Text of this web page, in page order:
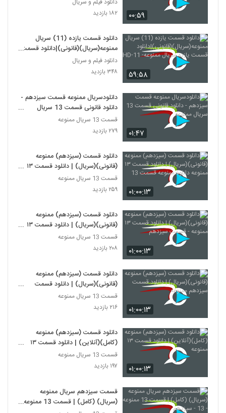
۰۰:۵۹
۱۸۲ بازدید
۵۹:۵۸
دانلود قسمت یازده (11) سریال
ممنوعه(سریال)(قانونی)|دانلود قسمت
یازده سریال ممنوعه- 11-HD
دانلود فیلم و سریال
۳۴۸ بازدید
۰۱:۴۷
دانلودسریال ممنوعه قسمت سیزدهم -
دانلود قانونی قسمت 13 سریال
ممنوعه
قسمت 13 سریال ممنوعه
۲۷۹ بازدید
۰۱:۰۰:۱۳
دانلود قسمت (سیزدهم) ممنوعه
(قانونی)(سریال) | دانلود قسمت ١٣
ممنوعه دانلود ممنوعه قسمت 13
قسمت 13 سریال ممنوعه
۲۵۹ بازدید
۰۱:۰۰:۱۳
دانلود قسمت (سیزدهم) ممنوعه
(قانونی)(سریال) | دانلود قسمت ١٣
ممنوعه - قسمت سیزدهم
قسمت 13 سریال ممنوعه
۲۰۸ بازدید
۰۱:۰۰:۱۳
دانلود قسمت (سیزدهم) ممنوعه
(قانونی)(سریال) | دانلود قسمت
سیزدهم ممنوعه
قسمت 13 سریال ممنوعه
۲۱۶ بازدید
۰۱:۰۰:۱۳
دانلود قسمت (سیزدهم) ممنوعه
(کامل)(آنلاین) | دانلود قسمت ١٣
ممنوعه
قسمت 13 سریال ممنوعه
۱۹۷ بازدید
قسمت سیزدهم سریال ممنوعه
(سریال) (کامل) | قسمت 13 ممنوعه -